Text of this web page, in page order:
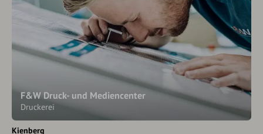
F&W Druck- und Mediencenter
Druckerei
Kienberg